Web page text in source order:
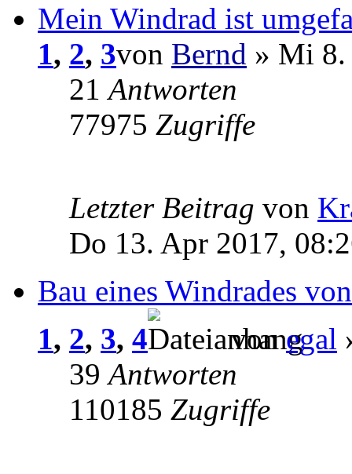
Mein Windrad ist
1, 2, 3von Bernd » Mi 8.
21Antworten
77975 Zugriffe
Letzter Beitrag von
Do 13. Apr 2017,
Bau eines Windrades
1, 2, 3, 4 vonegal
39Antworten
110185 Zugriffe